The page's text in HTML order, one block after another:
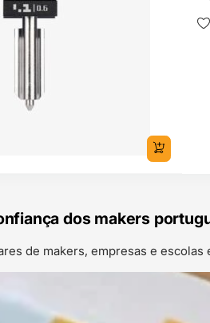
dos makers
de makers, empresas e escolas